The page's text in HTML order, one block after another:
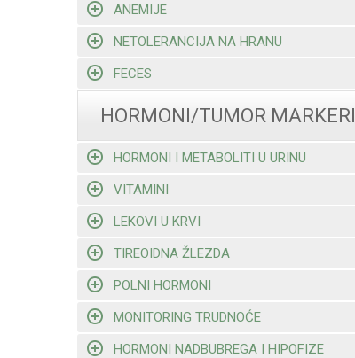
ANEMIJE
NETOLERANCIJA NA HRANU
FECES
HORMONI/TUMOR MARKERI
HORMONI I METABOLITI U URINU
VITAMINI
LEKOVI U KRVI
TIREOIDNA ŽLEZDA
POLNI HORMONI
MONITORING TRUDNOĆE
HORMONI NADBUBREGA I HIPOFIZE